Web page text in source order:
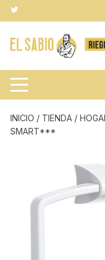
Saltar
al
contenido
INICIO / TIENDA /
SMART***